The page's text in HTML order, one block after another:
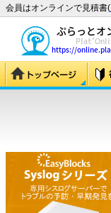
会員はオンラインで見積書(